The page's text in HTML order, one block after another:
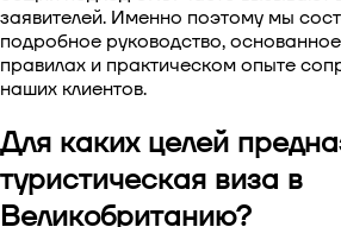
Виза в Японию
Виза в Китай
заявителей. Именно поэтому мы
подробное руководство,
правилах и практическом опыте
наших клиентов.
Для каких целей
туристическая виза в
Великобританию?